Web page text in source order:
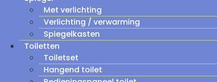
Met verlichting
Verlichting / verwarming
Spiegelkasten
Toiletten
Toiletset
Hangend toilet